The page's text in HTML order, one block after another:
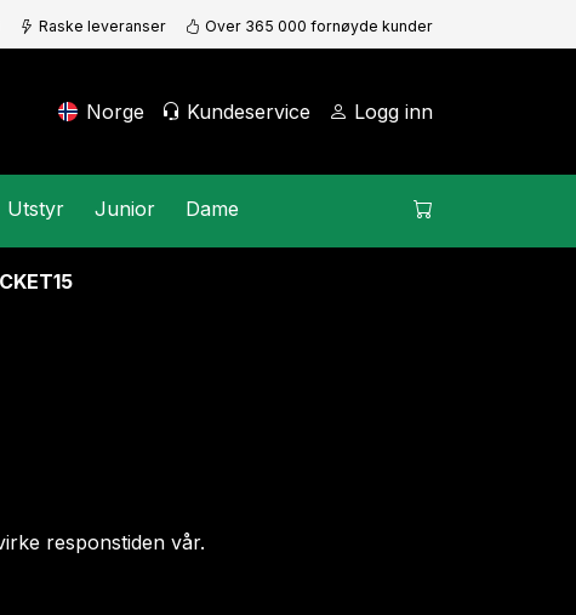
Raske leveranser Over 365 000 fornøyde kunder
Norge Kundeservice Logg inn
Utstyr Junior Dame
responstiden vår.